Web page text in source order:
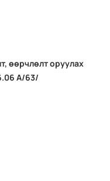
өөрчлөлт оруулах
А/63/